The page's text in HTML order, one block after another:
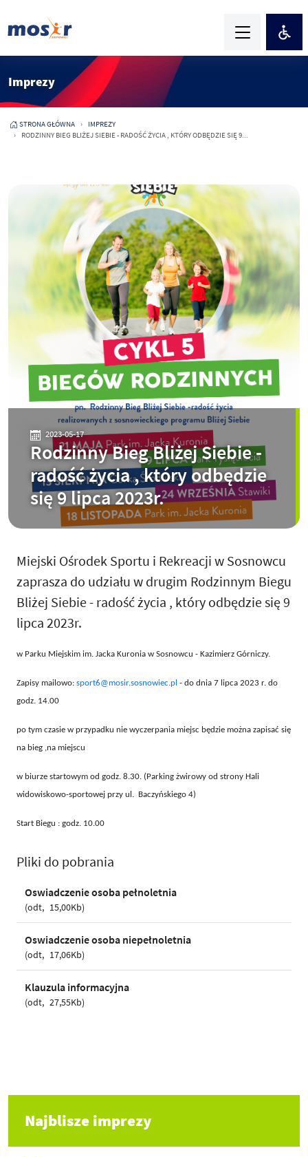
Imprezy
STRONA GŁÓWNA
IMPREZY
RODZINNY BIEG BLIŻEJ SIEBIE - RADOŚĆ ŻYCIA , KTÓRY ODBĘDZIE SIĘ 9...
2023-05-17
Rodzinny Bieg Bliżej Siebie -
radość życia , który odbędzie
się 9 lipca 2023r.
Miejski Ośrodek Sportu i Rekreacji w Sosnowcu
zaprasza do udziału w drugim Rodzinnym Biegu
Bliżej Siebie - radość życia , który odbędzie się 9
lipca 2023r.
w Parku Miejskim im. Jacka Kuronia w Sosnowcu - Kazimierz Górniczy.
Zapisy mailowo: sport6@mosir.sosnowiec.pl - do dnia 7 lipca 2023 r. do
godz. 14.00
po tym czasie w przypadku nie wyczerpania miejsc będzie można zapisać się
na bieg ,na miejscu
w biurze startowym od godz. 8.30. (Parking żwirowy od strony Hali
widowiskowo-sportowej przy ul. Baczyńskiego 4)
Start Biegu : godz. 10.00
Pliki do pobrania
Oswiadczenie osoba pełnoletnia
odt 15,00Kb
Oswiadczenie osoba niepełnoletnia
odt 17,06Kb
Klauzula informacyjna
odt 27,55Kb
Najblisze imprezy